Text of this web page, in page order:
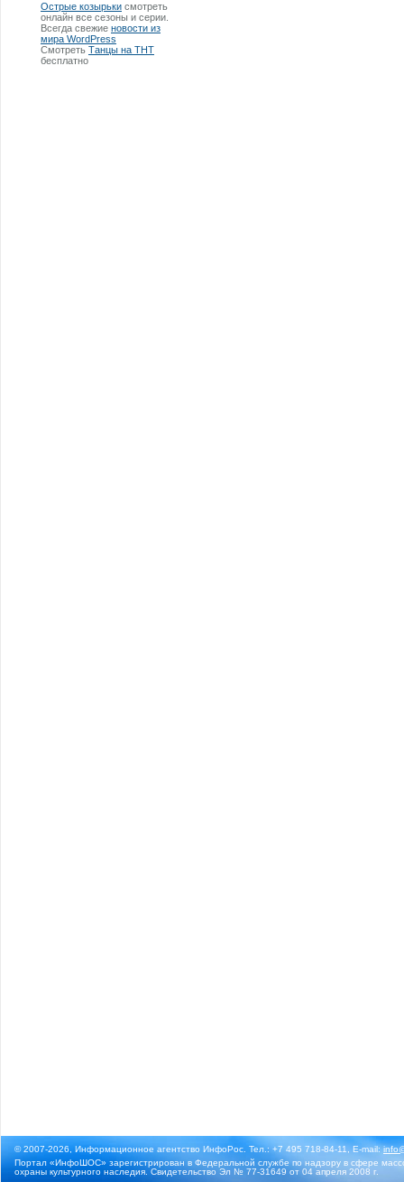
Острые козырьки смотреть
онлайн все сезоны и серии.
Всегда свежие новости из
мира WordPress
Смотреть Танцы на ТНТ
бесплатно
© 2007-2026, Информационное агентство ИнфоРос. Тел.: +7 495 718-84-11, E-mail:
Портал «ИнфоШОС» зарегистрирован в Федеральной службе по надзору в сфере
охраны культурного наследия. Свидетельство Эл № 77-31649 от 04 апреля 2008 г.